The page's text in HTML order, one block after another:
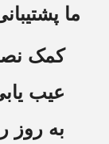
ما
کمک
عیب
به روز